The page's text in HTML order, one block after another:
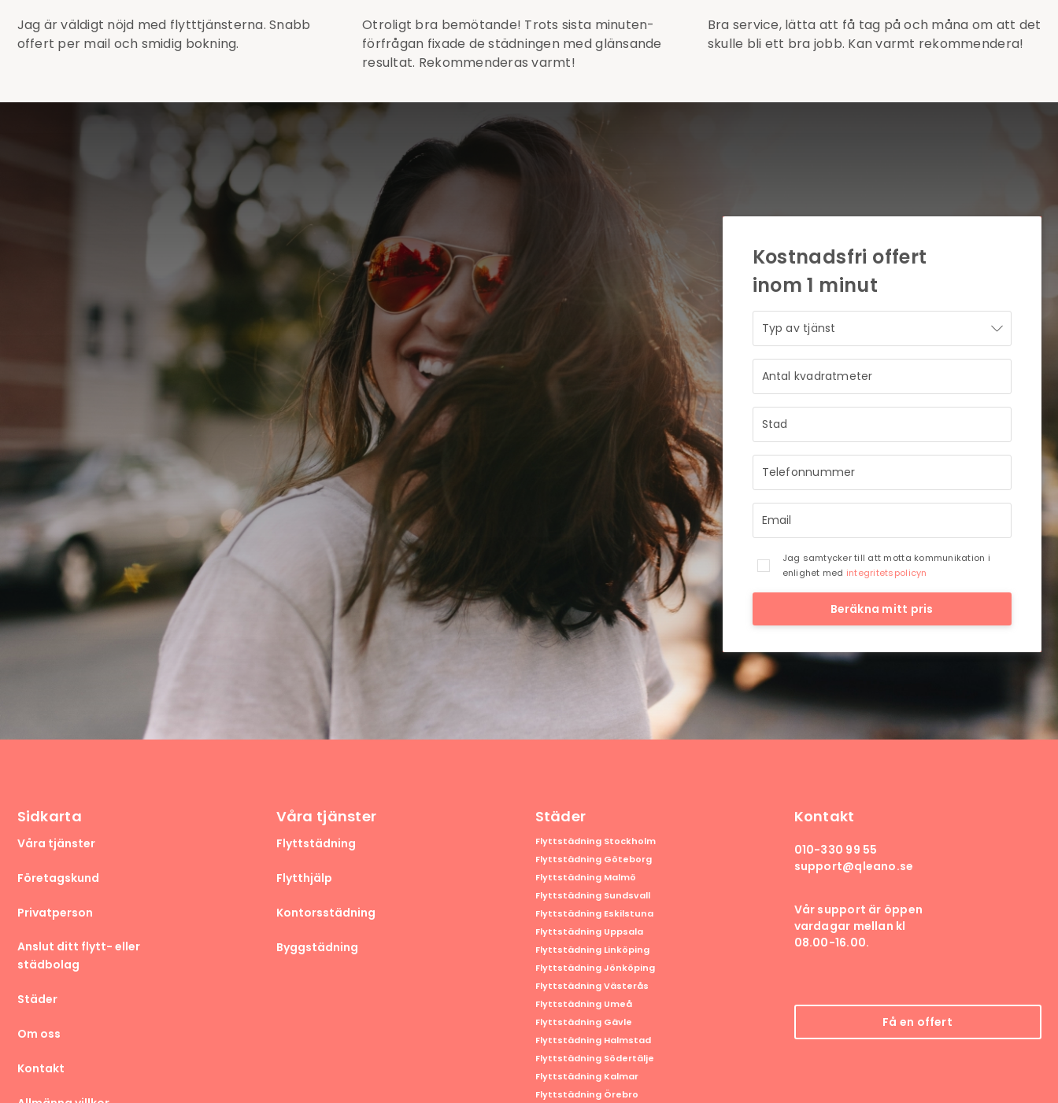
Jag är väldigt nöjd med flytttjänsterna. Snabb
offert per mail och smidig bokning.
Otroligt bra bemötande! Trots sista minuten-
förfrågan fixade de städningen med glänsande
resultat. Rekommenderas varmt!
Bra service, lätta att få tag på och måna om att det
skulle bli ett bra jobb. Kan varmt rekommendera!
Ditt meddelande är mottaget och vi
återkommer till dig så snart vi har möjlighet.
Kostnadsfri offert
inom 1 minut
Jag samtycker till att motta kommunikation i
enlighet med integritetspolicyn
Beräkna mitt pris
Sidkarta
Våra tjänster
Företagskund
Privatperson
Anslut ditt flytt- eller
städbolag
Städer
Om oss
Kontakt
Våra tjänster
Flyttstädning
Flytthjälp
Kontorsstädning
Byggstädning
Städer
Flyttstädning Stockholm
Flyttstädning Göteborg
Flyttstädning Malmö
Flyttstädning Sundsvall
Flyttstädning Eskilstuna
Flyttstädning Uppsala
Flyttstädning Linköping
Flyttstädning Jönköping
Flyttstädning Västerås
Flyttstädning Umeå
Flyttstädning Gävle
Flyttstädning Halmstad
Flyttstädning Södertälje
Flyttstädning Kalmar
Flyttstädning Örebro
Kontakt
010-330 99 55
support@qleano.se
Vår support är öppen
vardagar mellan kl
08.00-16.00.
Få en offert